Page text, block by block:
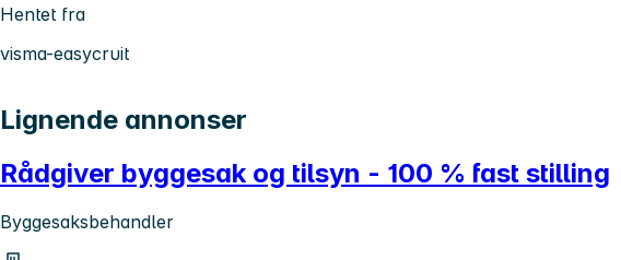
Hentet fra
visma-easycruit
Lignende annonser
Rådgiver byggesak og tilsyn - 100 % fast stilling
Byggesaksbehandler